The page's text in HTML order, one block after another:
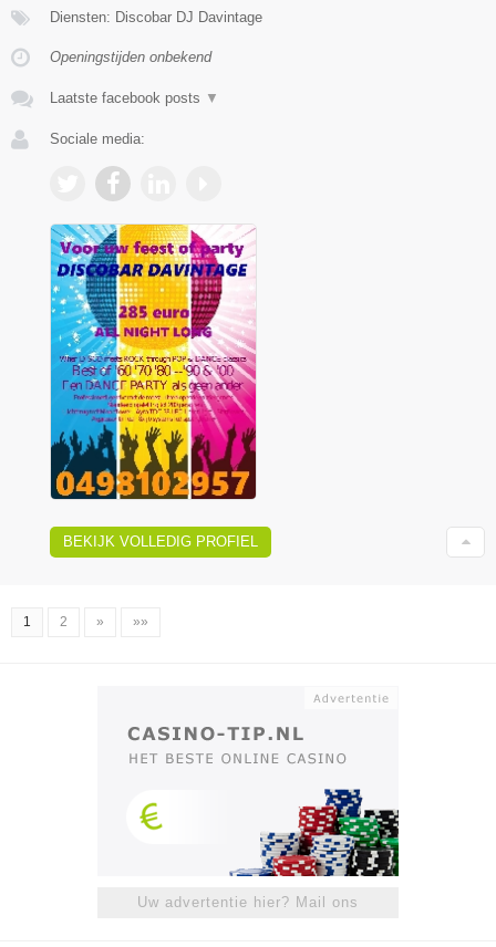
Diensten: Discobar DJ Davintage
Openingstijden onbekend
Laatste facebook posts ▼
Sociale media:
BEKIJK VOLLEDIG PROFIEL
1 2 » »»
Uw advertentie hier? Mail ons